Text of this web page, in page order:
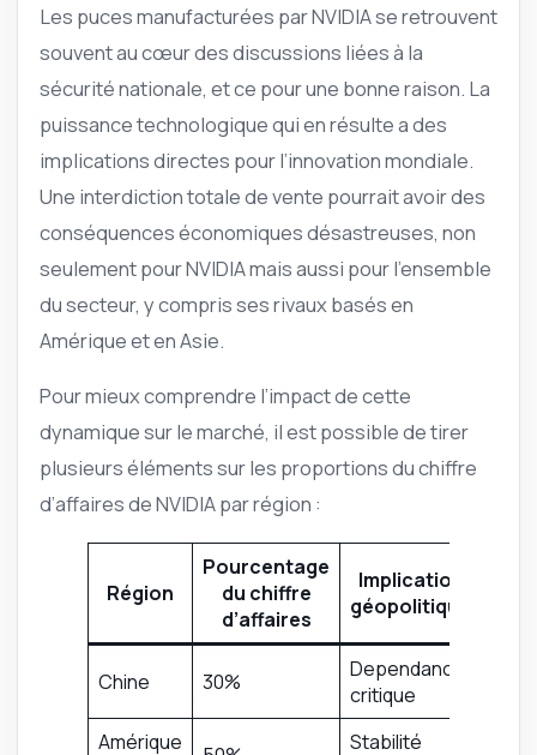
Les puces manufacturées par NVIDIA se retrouvent
souvent au cœur des discussions liées à la
sécurité nationale, et ce pour une bonne raison. La
puissance technologique qui en résulte a des
implications directes pour l’innovation mondiale.
Une interdiction totale de vente pourrait avoir des
conséquences économiques désastreuses, non
seulement pour NVIDIA mais aussi pour l’ensemble
du secteur, y compris ses rivaux basés en
Amérique et en Asie.
Pour mieux comprendre l’impact de cette
dynamique sur le marché, il est possible de tirer
plusieurs éléments sur les proportions du chiffre
d’affaires de NVIDIA par région :
Région
Pourcentage
du chiffre
d’affaires
Implication
géopolitique
Chine 30%
Dependance
critique
Amérique
Stabilité